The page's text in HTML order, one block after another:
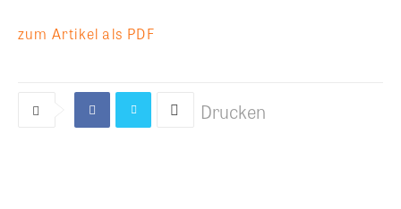
zum Artikel als PDF
Drucken